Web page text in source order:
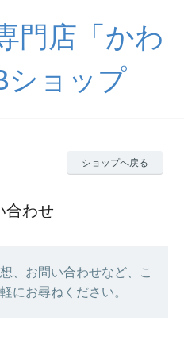
門店「かわ
ショップ
ショップへ戻る
合わせ
、お問い合わせなど、こ
にお尋ねください。